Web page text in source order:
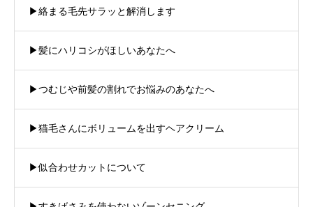
▶︎絡まる毛先サラッと解消します
▶︎髪にハリコシがほしいあなたへ
▶︎つむじや前髪の割れでお悩みのあなたへ
▶︎猫毛さんにボリュームを出すヘアクリーム
▶︎似合わせカットについて